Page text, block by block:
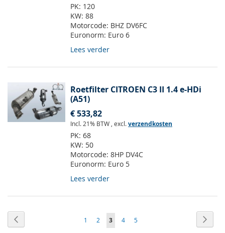
PK: 120
KW: 88
Motorcode: BHZ DV6FC
Euronorm: Euro 6
Lees verder
Roetfilter CITROEN C3 II 1.4 e-HDi
(A51)
€ 533,82
Incl. 21% BTW , excl.verzendkosten
PK: 68
KW: 50
Motorcode: 8HP DV4C
Euronorm: Euro 5
Lees verder
Pagina
Pagina
1 Pagina
2
U
3 Pagina
4 Pagina
5